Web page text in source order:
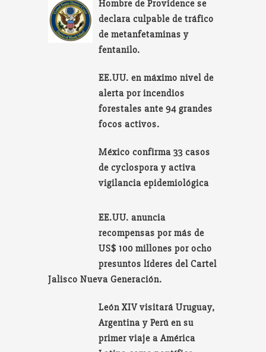
Hombre de Providence se
declara culpable de tráfico
de metanfetaminas y
fentanilo.
EE.UU. en máximo nivel de
alerta por incendios
forestales ante 94 grandes
focos activos.
México confirma 33 casos
de cyclospora y activa
vigilancia epidemiológica
EE.UU. anuncia
recompensas por más de
US$ 100 millones por ocho
presuntos líderes del Cartel
Jalisco Nueva Generación.
León XIV visitará Uruguay,
Argentina y Perú en su
primer viaje a América